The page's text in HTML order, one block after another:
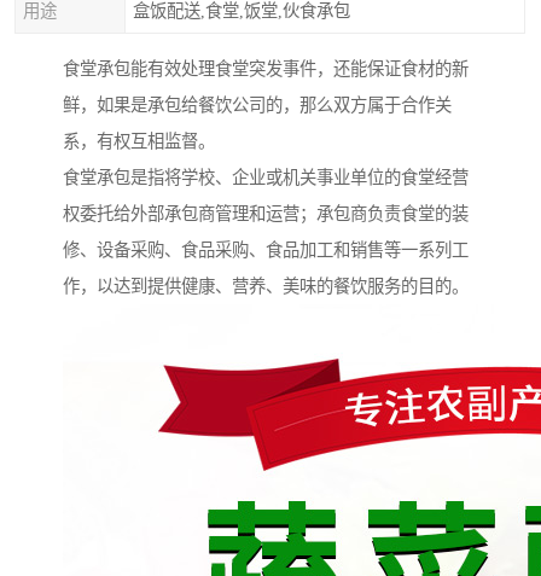
用途 盒饭配送,食堂,饭堂,伙食承包
食堂承包能有效处理食堂突发事件，还能保证食材的新
鲜，如果是承包给餐饮公司的，那么双方属于合作关
系，有权互相监督。
食堂承包是指将学校、企业或机关事业单位的食堂经营
权委托给外部承包商管理和运营；承包商负责食堂的装
修、设备采购、食品采购、食品加工和销售等一系列工
作，以达到提供健康、营养、美味的餐饮服务的目的。